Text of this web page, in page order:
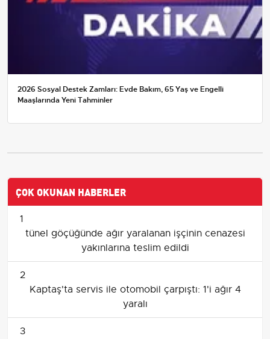
2026 Sosyal Destek Zamları: Evde Bakım, 65 Yaş ve Engelli
Maaşlarında Yeni Tahminler
ÇOK OKUNAN HABERLER
1
tünel göçüğünde ağır yaralanan işçinin cenazesi
yakınlarına teslim edildi
2
Kaptaş'ta servis ile otomobil çarpıştı: 1'i ağır 4
yaralı
3